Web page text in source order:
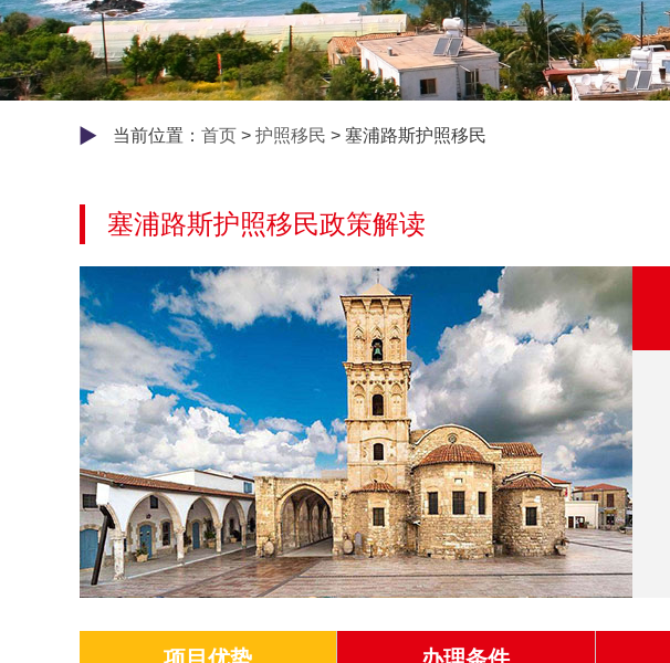
当前位置： 首页 > 护照移民 > 塞浦路斯护照移民
塞浦路斯护照移民政策解读